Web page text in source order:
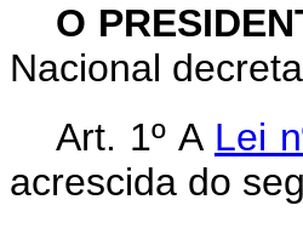
O
Nacional
Art. 1º A Lei
acrescida do